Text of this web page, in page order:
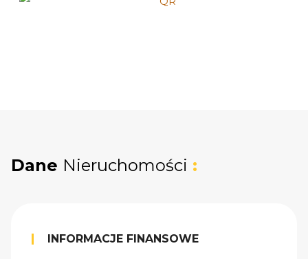
Dane Nieruchomości :
INFORMACJE FINANSOWE